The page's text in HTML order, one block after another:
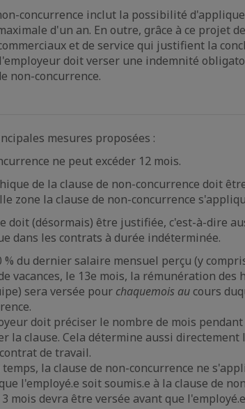
concurrence inclut la possibilité
d'un an. En outre, grâce à ce projet
et de service qui justifient la
doit verser une indemnité
non-concurrence.
mesures proposées :
ne peut excéder 12 mois.
de la clause de non-concurrence doit
zone la clause de non-concurrence
doit (désormais) être justifiée, c'est-à-dire
dans les contrats à durée indéterminée.
du dernier salaire mensuel perçu (y
vacances, le 13e mois, la rémunération des
sera versée pour chaquemois au cours
doit préciser le nombre de mois
la clause. Cela détermine aussi
de travail.
la clause de non-concurrence ne
l'employé.e soit soumis.e à la clause de
mois devra être versée avant que